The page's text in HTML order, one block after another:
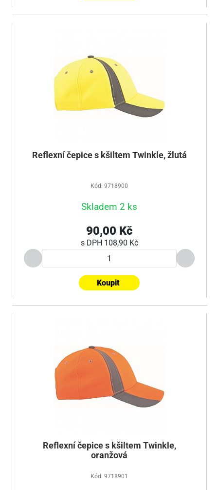
Reflexní čepice s kšiltem Twinkle, žlutá
Kód: 9718900
Skladem 2 ks
90,00 Kč
s DPH 108,90 Kč
Koupit
Reflexní čepice s kšiltem Twinkle,
oranžová
Kód: 9718901